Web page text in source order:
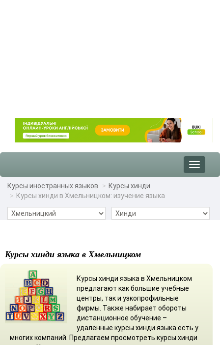
Toggle
Курсы иностранных языков
Курсы хинди
Курсы хинди в Хмельницком: изучение языка
Курсы хинди языка в Хмельницком
Курсы хинди языка в Хмельницком
предлагают как большие учебные
центры, так и узкопрофильные
фирмы. Также набирает обороты
дистанционное обучение –
удаленные курсы хинди языка есть у
многих компаний. Предлагаем просмотреть курсы хинди